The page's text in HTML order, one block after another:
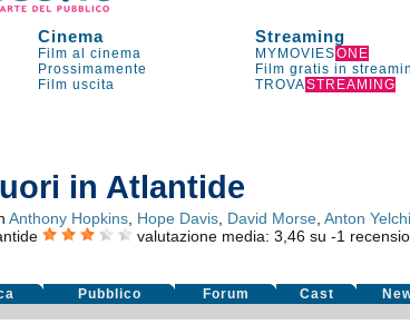
Cinema Streaming
Film al cinema MYMOVIESONE
Prossimamente Film gratis in
Film uscita TROVASTREAMING
in Atlantide
Anthony Hopkins Hope Davis David Morse ,Anton
valutazione media: 3,46 su -1
Pubblico Forum Cast